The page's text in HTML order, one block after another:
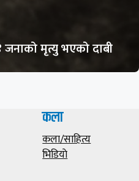
मृत्यु भएको दाबी
कला
कला/साहित्य
भिडियाे